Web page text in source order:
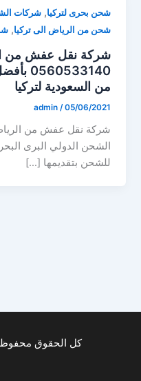
شحن بحرى لتركيا,شركات
شحن من الرياض الى تركيا,
شركة نقل عفش من
من السعودية لتركيا
admin /05/06/2021
شركة نقل عفش من
الشحن الدولي البرى
للشحن بتقديمها […]
كل الحقوق محفوظة © 2026 السريع